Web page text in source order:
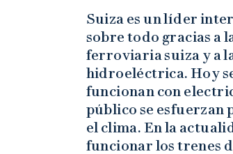
Suiza es un líder
sobre todo gracias a
ferroviaria suiza y a
hidroeléctrica. Hoy
funcionan con
público se esfuerzan
el clima. En la
funcionar los trenes